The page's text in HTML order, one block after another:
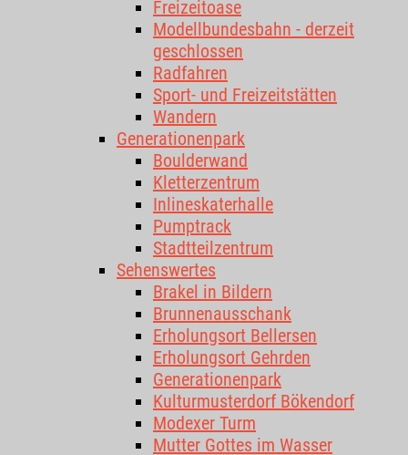
Freizeitoase
Modellbundesbahn - derzeit
geschlossen
Radfahren
Sport- und Freizeitstätten
Wandern
Generationenpark
Boulderwand
Kletterzentrum
Inlineskaterhalle
Pumptrack
Stadtteilzentrum
Sehenswertes
Brakel in Bildern
Brunnenausschank
Erholungsort Bellersen
Erholungsort Gehrden
Generationenpark
Kulturmusterdorf Bökendorf
Modexer Turm
Mutter Gottes im Wasser